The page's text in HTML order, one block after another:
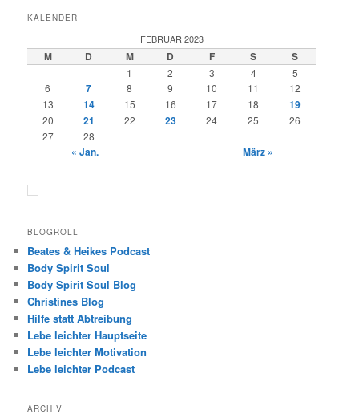
KALENDER
FEBRUAR 2023
M D M D F S S
1 2 3 4
5
6
7 8 9 10 11
12
13
14 15 16 17 18 19
20 21 22 23 24 25
26
27
28
« Jan. März »
BLOGROLL
Beates & Heikes Podcast
Body Spirit Soul
Body Spirit Soul Blog
Christines Blog
Hilfe statt Abtreibung
Lebe leichter Hauptseite
Lebe leichter Motivation
Lebe leichter Podcast
ARCHIV